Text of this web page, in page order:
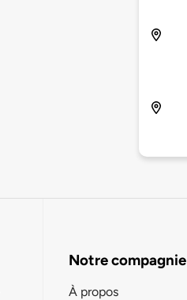
Notre compagnie
À propos